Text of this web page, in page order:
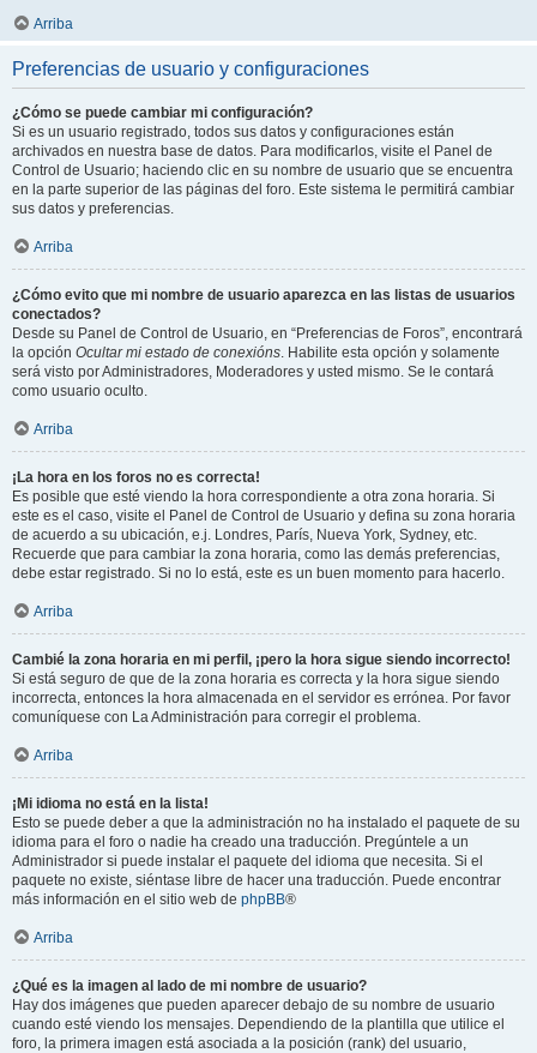
Arriba
Preferencias de usuario y configuraciones
¿Cómo se puede cambiar mi configuración?
Si es un usuario registrado, todos sus datos y configuraciones están
archivados en nuestra base de datos. Para modificarlos, visite el Panel de
Control de Usuario; haciendo clic en su nombre de usuario que se encuentra
en la parte superior de las páginas del foro. Este sistema le permitirá cambiar
sus datos y preferencias.
Arriba
¿Cómo evito que mi nombre de usuario aparezca en las listas de usuarios
conectados?
Desde su Panel de Control de Usuario, en “Preferencias de Foros”, encontrará
la opción Ocultar mi estado de conexións. Habilite esta opción y solamente
será visto por Administradores, Moderadores y usted mismo. Se le contará
como usuario oculto.
Arriba
¡La hora en los foros no es correcta!
Es posible que esté viendo la hora correspondiente a otra zona horaria. Si
este es el caso, visite el Panel de Control de Usuario y defina su zona horaria
de acuerdo a su ubicación, e.j. Londres, París, Nueva York, Sydney, etc.
Recuerde que para cambiar la zona horaria, como las demás preferencias,
debe estar registrado. Si no lo está, este es un buen momento para hacerlo.
Arriba
Cambié la zona horaria en mi perfil, ¡pero la hora sigue siendo incorrecto!
Si está seguro de que de la zona horaria es correcta y la hora sigue siendo
incorrecta, entonces la hora almacenada en el servidor es errónea. Por favor
comuníquese con La Administración para corregir el problema.
Arriba
¡Mi idioma no está en la lista!
Esto se puede deber a que la administración no ha instalado el paquete de su
idioma para el foro o nadie ha creado una traducción. Pregúntele a un
Administrador si puede instalar el paquete del idioma que necesita. Si el
paquete no existe, siéntase libre de hacer una traducción. Puede encontrar
más información en el sitio web de phpBB®
Arriba
¿Qué es la imagen al lado de mi nombre de usuario?
Hay dos imágenes que pueden aparecer debajo de su nombre de usuario
cuando esté viendo los mensajes. Dependiendo de la plantilla que utilice el
foro, la primera imagen está asociada a la posición (rank) del usuario,